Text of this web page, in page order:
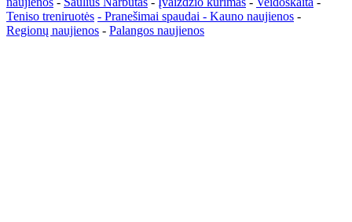
Teniso treniruotės - Pranešimai spaudai - Kauno naujienos -
Regionų naujienos - Palangos naujienos